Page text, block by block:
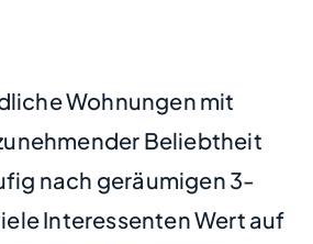
Wohnungen mit
Beliebtheit
nach geräumigen 3-
Interessenten Wert auf